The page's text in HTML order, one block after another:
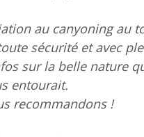
C'est un super humain et
vivement.